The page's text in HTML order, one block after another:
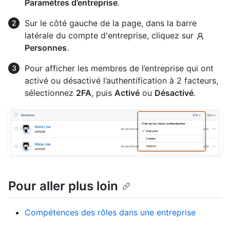
Paramètres d’entreprise.
Sur le côté gauche de la page, dans la barre
latérale du compte d'entreprise, cliquez sur
Personnes.
Pour afficher les membres de l’entreprise qui ont
activé ou désactivé l’authentification à 2 facteurs,
sélectionnez 2FA, puis Activé ou Désactivé.
Pour aller plus loin
Compétences des rôles dans une entreprise